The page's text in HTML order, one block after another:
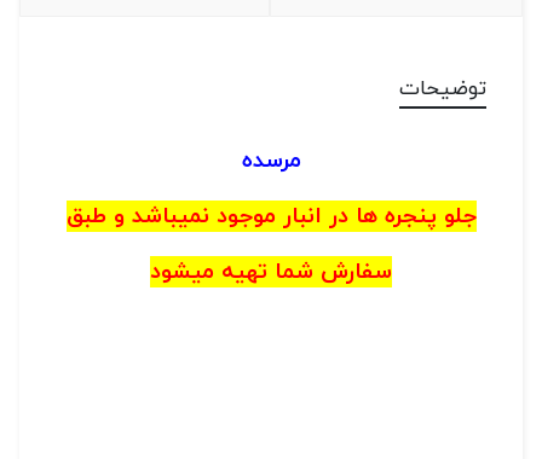
توضیحات
مرسده
جلو پنجره ها در انبار موجود نمیباشد و طبق
سفارش شما تهیه میشود